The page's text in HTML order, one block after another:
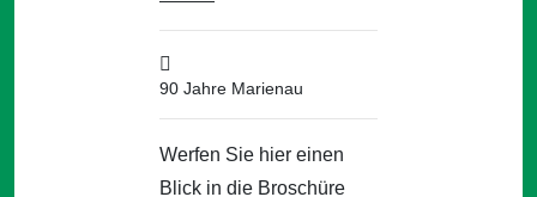
90 Jahre Marienau
Werfen Sie hier einen
Blick in die Broschüre